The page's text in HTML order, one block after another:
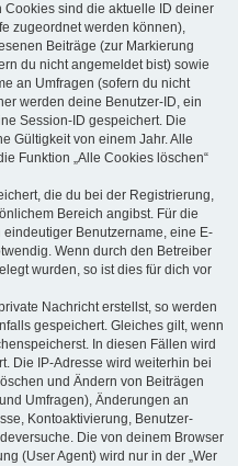
sind die aktuelle ID deiner
zugeordnet werden können),
Beiträge (zur Markierung
du nicht angemeldet bist) sowie
an Umfragen (sofern du nicht
werden deine Benutzer-ID, ein
Session-ID gespeichert. Die
Gültigkeit von einem Jahr. Alle
Funktion „Alle Cookies löschen“
die du bei der Registrierung,
Bereich angibst. Für die
Benutzername, eine E-
Wenn durch den Betreiber
wurden, so ist dies für dich vor
Nachricht erstellst, so werden
gespeichert. Gleiches gilt, wenn
In diesen Fällen wird
Die IP-Adresse wird weiterhin bei
und Ändern von Beiträgen
Umfragen), Änderungen an
Kontoaktivierung, Benutzer-
Die von deinem Browser
(User Agent) wird nur in der „Wer